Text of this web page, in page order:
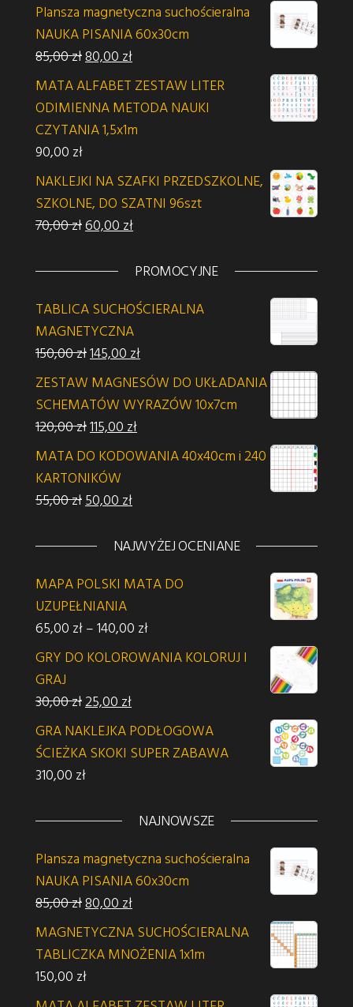
Plansza magnetyczna suchościeralna
NAUKA PISANIA 60x30cm
85,00złPierwotna cena wynosiła: 85,00 zł.
80,00 złAktualna cena wynosi: 80,00 zł.
MATA ALFABET ZESTAW LITER
ODIMIENNA METODA NAUKI
CZYTANIA 1,5x1m
90,00 zł
NAKLEJKI NA SZAFKI PRZEDSZKOLNE,
SZKOLNE, DO SZATNI 96szt
70,00złPierwotna cena wynosiła: 70,00 zł.
60,00 złAktualna cena wynosi: 60,00 zł.
PROMOCYJNE
TABLICA SUCHOŚCIERALNA
MAGNETYCZNA
150,00złPierwotna cena wynosiła: 150,00 zł.
145,00 złAktualna cena wynosi: 145,00 zł.
ZESTAW MAGNESÓW DO UKŁADANIA
SCHEMATÓW WYRAZÓW 10x7cm
120,00złPierwotna cena wynosiła: 120,00 zł.
115,00 złAktualna cena wynosi: 115,00 zł.
MATA DO KODOWANIA 40x40cm i 240
KARTONIKÓW
55,00złPierwotna cena wynosiła: 55,00 zł.
50,00 złAktualna cena wynosi: 50,00 zł.
NAJWYŻEJ OCENIANE
MAPA POLSKI MATA DO
UZUPEŁNIANIA
65,00 zł–140,00 złZakres cen: od 65,00 zł do 140,00
GRY DO KOLOROWANIA KOLORUJ I
GRAJ
30,00złPierwotna cena wynosiła: 30,00 zł.
25,00 złAktualna cena wynosi: 25,00 zł.
GRA NAKLEJKA PODŁOGOWA
ŚCIEŻKA SKOKI SUPER ZABAWA
310,00 zł
NAJNOWSZE
Plansza magnetyczna suchościeralna
NAUKA PISANIA 60x30cm
85,00złPierwotna cena wynosiła: 85,00 zł.
80,00 złAktualna cena wynosi: 80,00 zł.
MAGNETYCZNA SUCHOŚCIERALNA
TABLICZKA MNOŻENIA 1x1m
150,00 zł